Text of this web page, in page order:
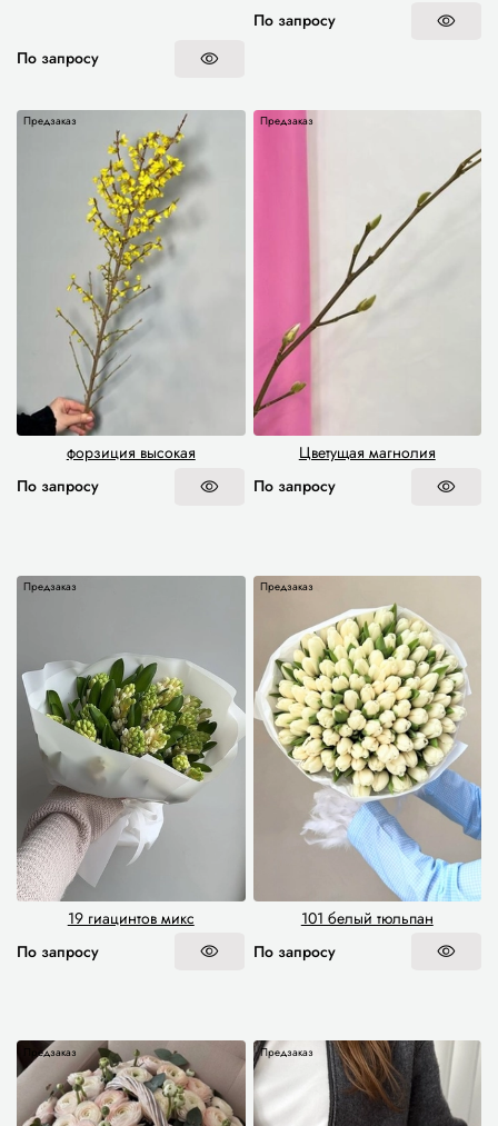
По запросу
По запросу
Предзаказ
форзиция высокая
По запросу
Предзаказ
Цветущая магнолия
По запросу
Предзаказ
19 гиацинтов микс
По запросу
Предзаказ
101 белый тюльпан
По запросу
Предзаказ Предзаказ